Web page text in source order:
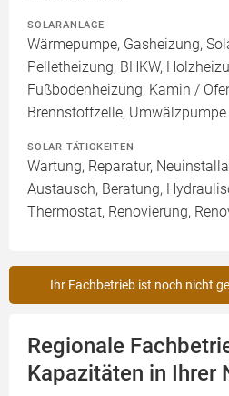
SOLARANLAGE
Wärmepumpe, Gasheizung,
Pelletheizung, BHKW,
Fußbodenheizung, Kamin /
Brennstoffzelle, Umwälzpumpe
SOLAR TÄTIGKEITEN
Wartung, Reparatur,
Austausch, Beratung,
Thermostat, Renovierung,
Ihr Fachbetrieb ist noch nicht
Regionale
Kapazitäten in Ihrer